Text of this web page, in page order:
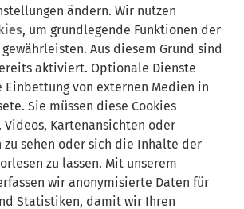
ändern. Wir nutzen
, um grundlegende Funktionen der
Aus diesem Grund sind
aktiviert. Optionale Dienste
Einbettung von externen Medien in
Sie müssen diese Cookies
Videos, Kartenansichten oder
zu sehen oder sich die Inhalte der
zu lassen. Mit unserem
wir anonymisierte Daten für
Statistiken, damit wir Ihren